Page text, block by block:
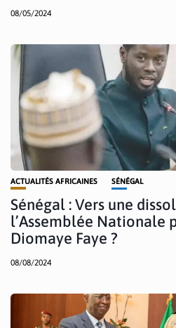
08/05/2024
ACTUALITÉS AFRICAINES SÉNÉGAL
Sénégal : Vers une
l’Assemblée Nationale
Diomaye Faye ?
08/08/2024